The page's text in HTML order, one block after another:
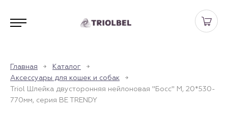
Главная
Каталог
Аксессуары для кошек и собак
Triol Шлейка двусторонняя нейлоновая "Босс" M, 20*530-
770мм, серия BE TRENDY